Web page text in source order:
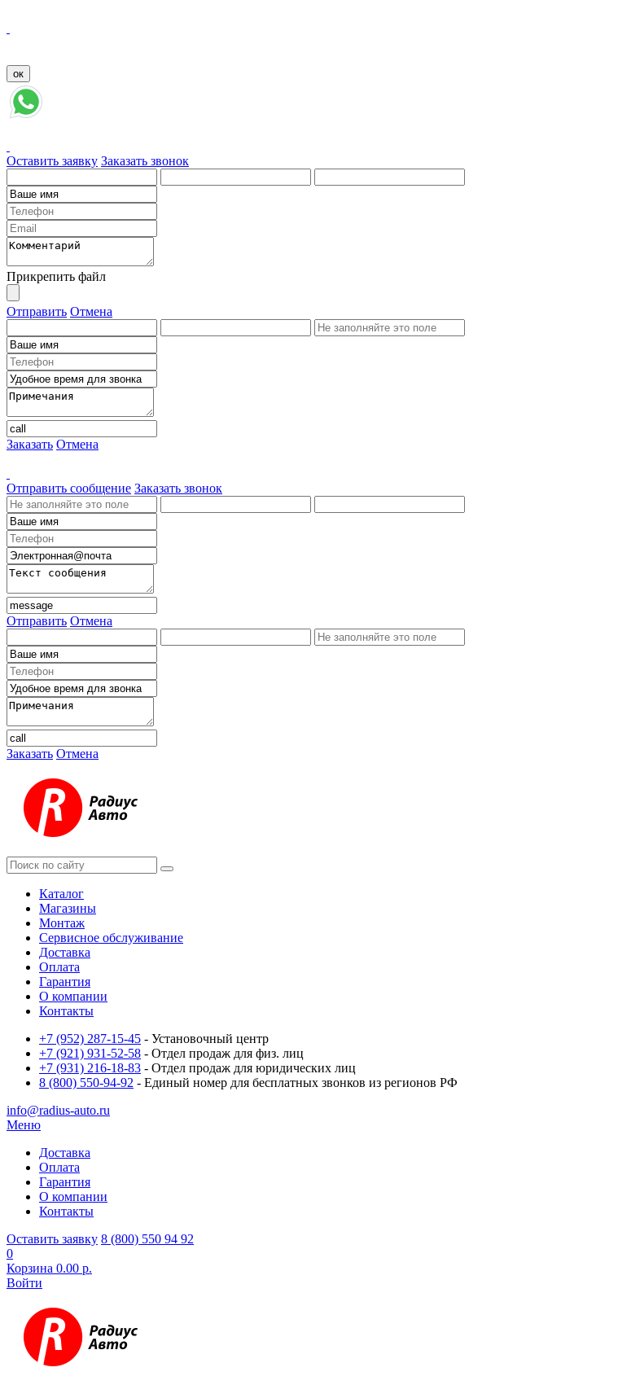
Оставить заявку Заказать звонок
Прикрепить файл
Отправить Отмена
Заказать Отмена
Отправить сообщение Заказать звонок
Отправить Отмена
Заказать Отмена
Каталог
Магазины
Монтаж
Сервисное обслуживание
Доставка
Оплата
Гарантия
О компании
Контакты
+7 (952) 287-15-45 - Установочный центр
+7 (921) 931-52-58 - Отдел продаж для физ. лиц
+7 (931) 216-18-83 - Отдел продаж для юридических лиц
8 (800) 550-94-92 - Единый номер для бесплатных звонков из регионов РФ
info@radius-auto.ru
Меню
Доставка
Оплата
Гарантия
О компании
Контакты
Оставить заявку 8 (800) 550 94 92
0
Корзина 0.00 р.
Войти